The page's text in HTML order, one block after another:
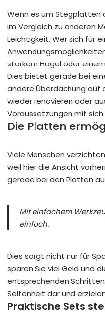
Wenn es um Stegplatten
im Vergleich zu anderen
Leichtigkeit. Wer sich für
starkem Hagel oder
Dies bietet gerade bei
andere Überdachung auf
wieder renovieren oder
Voraussetzungen mit
Die Platten
Viele Menschen
weil hier die Ansicht
gerade bei den Platten
Mit einfachem
einfach.
Dies sorgt nicht nur für
sparen Sie viel Geld und
entsprechenden Schritten
Seltenheit dar und
Praktische Sets